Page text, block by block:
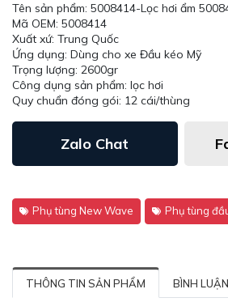
Tên sản phẩm: 5008414-Lọc hơi ẩm
Mã OEM: 5008414
Xuất xứ: Trung Quốc
Ứng dụng: Dùng cho xe Đầu kéo Mỹ
Trọng lượng: 2600gr
Công dụng sản phẩm: lọc hơi
Quy chuẩn đóng gói: 12 cái/thùng
Zalo Chat
Phụ tùng New Wave Phụ tùng
THÔNG TIN SẢN PHẨM BÌNH LUẬN